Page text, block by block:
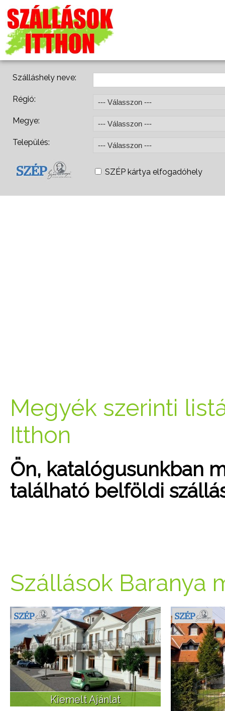
Szálláshely neve:
Régió:
Megye:
Település:
SZÉP kártya elfogadóhely
Megyék szerinti
Itthon
Ön, katalógusunkban
található belföldi
Szállások Baranya
Kiemelt Ajánlat